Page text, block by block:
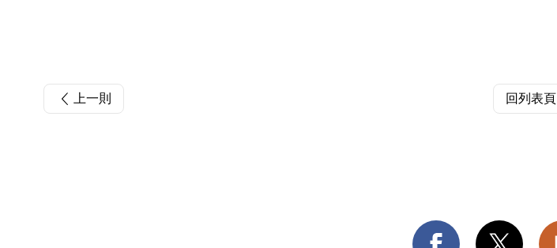
上一則 回列表頁